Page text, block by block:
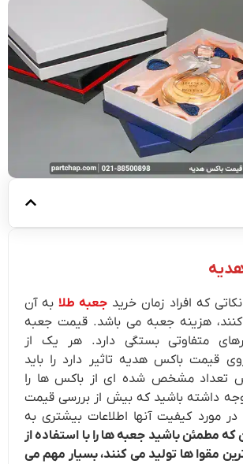
که افراد زمان خرید جعبه طلابه آن
هزینه جعبه می باشد. قیمت جعبه
متفاوتی بستگی دارد. هر یک از
قیمت باکس هدیه تاثیر دارد را باید
تعداد مشخص شده ‌ای از باکس ها را
داشته باشید که بیش از بررسی قیمت
مورد کیفیت آنها اطلاعات بیشتری به
که مطمئن باشید جعبه ها را با استفاده از
مقوا ها تولید می کنند، بسیار مهم می